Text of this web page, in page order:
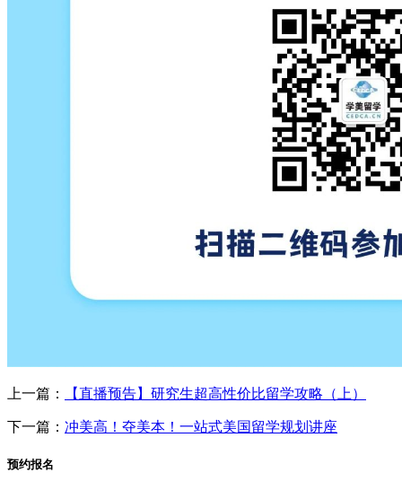
上一篇： 【直播预告】研究生超高性价比留学攻略（上）
下一篇： 冲美高！夺美本！一站式美国留学规划讲座
预约报名